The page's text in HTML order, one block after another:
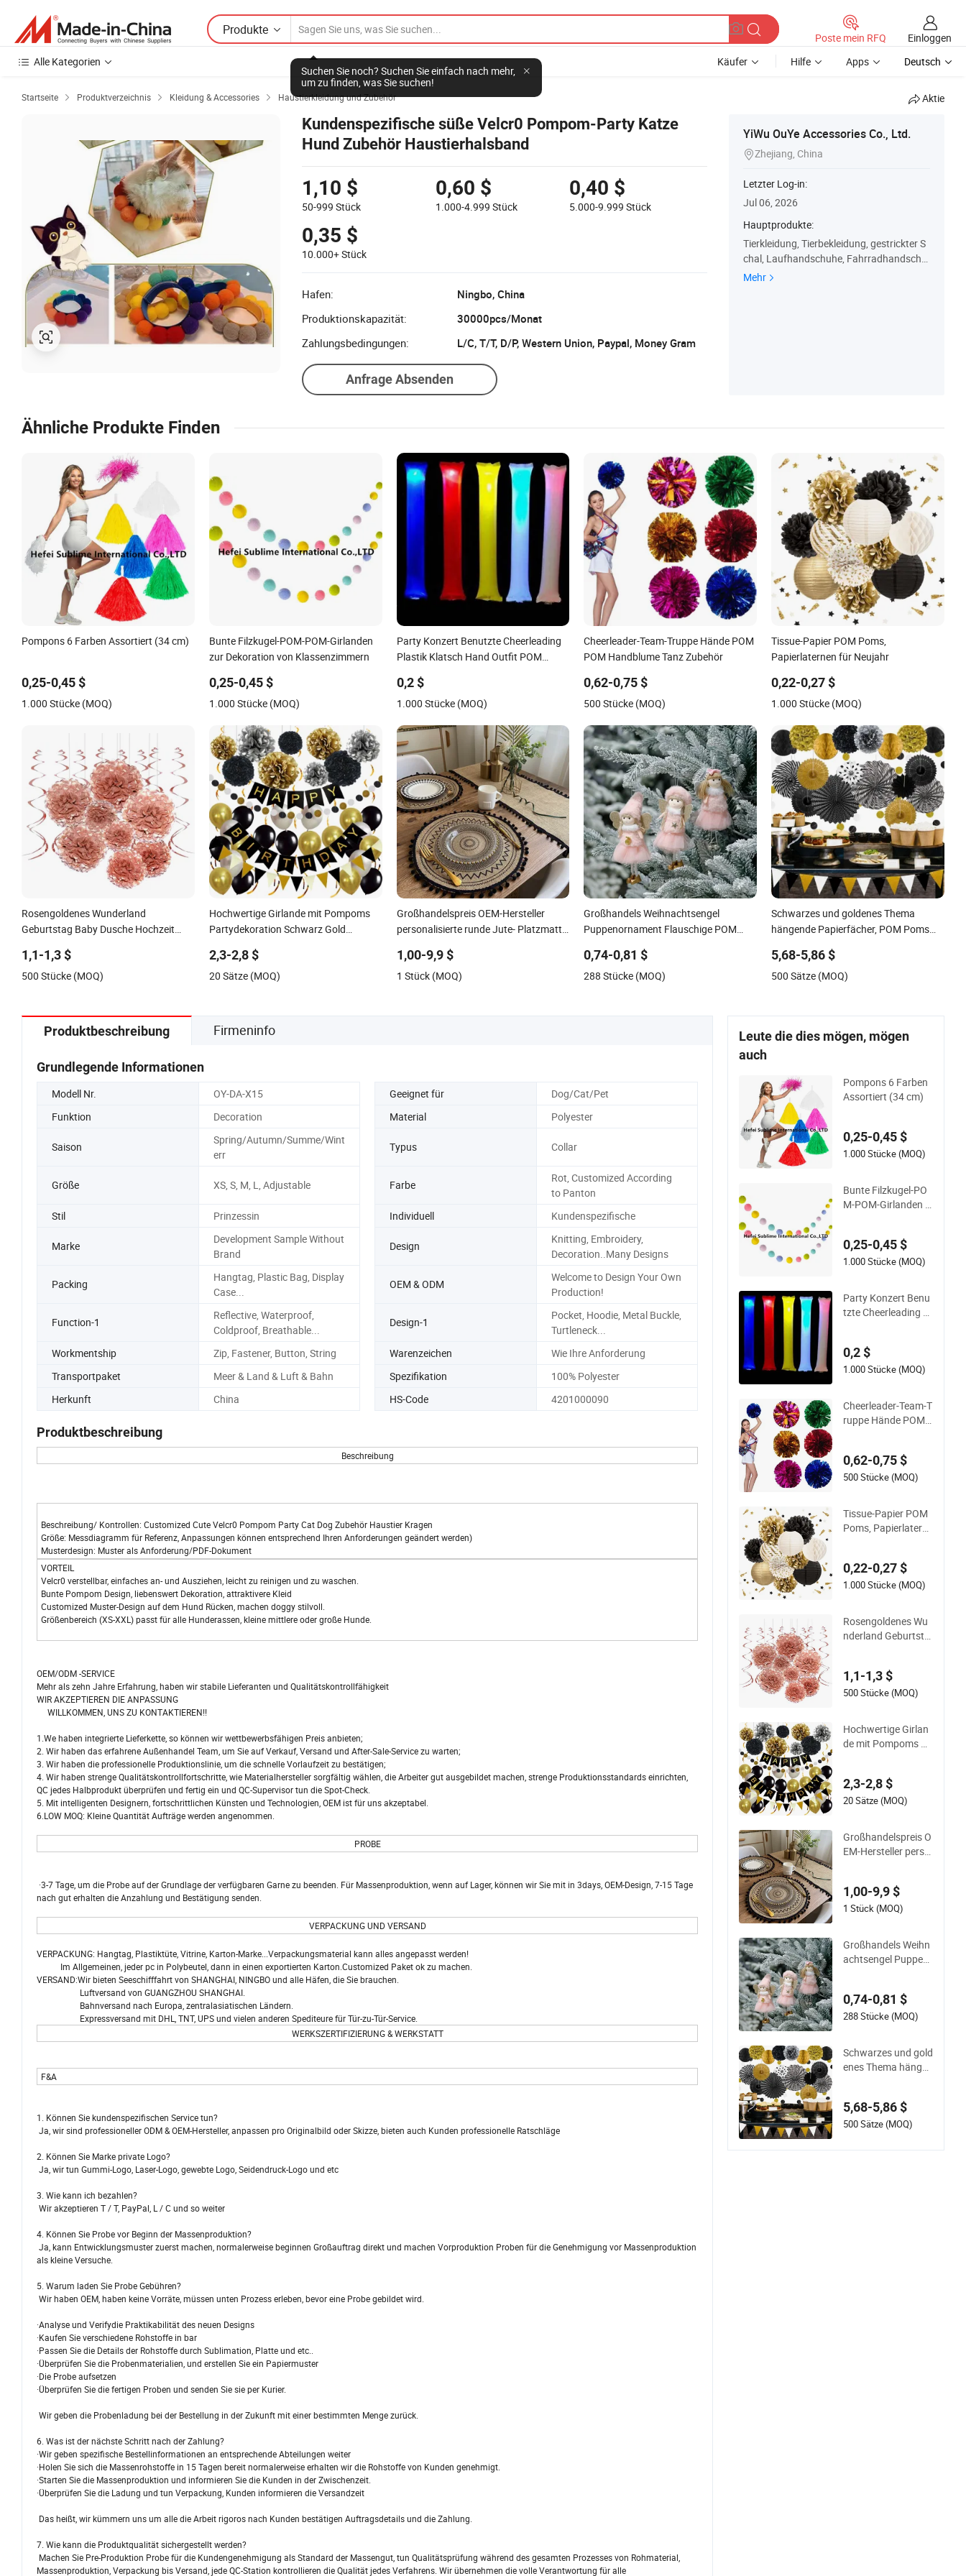
Produkte
Suchen Sie noch? Suchen Sie einfach nach mehr,
um zu finden, was Sie suchen!
Poste mein RFQ
Einloggen
Alle Kategorien
Käufer Hilfe Apps Deutsch
Startseite  Produktverzeichnis  Kleidung & Accessories  Haustierkleidung und Zubehör Aktie
Kundenspezifische süße Velcr0 Pompom-Party Katze
Hund Zubehör Haustierhalsband
1,10 $
50-999 Stück
0,60 $
1.000-4.999Stück
0,40 $
5.000-9.999Stück
0,35 $
10.000+Stück
Hafen:
Ningbo, China
Produktionskapazität:
30000pcs/Monat
Zahlungsbedingungen:
L/C, T/T, D/P, Western Union, Paypal, Money Gram
Anfrage Absenden
YiWu OuYe Accessories Co., Ltd.
Zhejiang, China
Letzter Log-in:
Jul 06, 2026
Hauptprodukte:
Tierkleidung, Tierbekleidung, gestrickter S
chal, Laufhandschuhe, Fahrradhandschu
he, Schal, Taschen, gestrickte Mütze, Kiss
Mehr
Ähnliche Produkte Finden
Pompons 6 Farben Assortiert (34 cm)
0,25-0,45 $
1.000 Stücke (MOQ)
Bunte Filzkugel-POM-POM-Girlanden
zur Dekoration von Klassenzimmern
0,25-0,45 $
1.000 Stücke (MOQ)
Party Konzert Benutzte Cheerleading
Plastik Klatsch Hand Outfit POM
0,2 $
1.000 Stücke (MOQ)
Cheerleader-Team-Truppe Hände POM
POM Handblume Tanz Zubehör
0,62-0,75 $
500 Stücke (MOQ)
Tissue-Papier POM Poms,
Papierlaternen für Neujahr
0,22-0,27 $
1.000 Stücke (MOQ)
Rosengoldenes Wunderland
Geburtstag Baby Dusche Hochzeit
Pompons
1,1-1,3 $
500 Stücke (MOQ)
Hochwertige Girlande mit Pompoms
Partydekoration Schwarz Gold
2,3-2,8 $
20 Sätze (MOQ)
Großhandelspreis OEM-Hersteller
personalisierte runde Jute- Platzmatte
Tischmatte umweltfreundlich
hitzebeständig Esszimmertisch Dekor
1,00-9,9 $
1 Stück (MOQ)
Großhandels Weihnachtsengel
Puppenornament Flauschige POM
0,74-0,81 $
288 Stücke (MOQ)
Schwarzes und goldenes Thema
hängende Papierfächer, POM Poms
Wimpel für Weihnachtsfeier
5,68-5,86 $
500 Sätze (MOQ)
Produktbeschreibung Firmeninfo
Grundlegende Informationen
Modell Nr. OY-DA-X15 Geeignet für
Dog/Cat/Pet
Funktion
Decoration Material Polyester
Saison
Spring/Autumn/Summe/Wint
err
Typus Collar
Größe XS, S, M, L, Adjustable Farbe
Rot, Customized According
to Panton
Stil
Prinzessin Individuell Kundenspezifische
Marke
Development Sample Without
Brand
Design
Knitting, Embroidery,
Decoration..Many Designs
Packing
Hangtag, Plastic Bag, Display
Case...
OEM & ODM
Welcome to Design Your Own
Production!
Function-1
Reflective, Waterproof,
Coldproof, Breathable...
Design-1
Pocket, Hoodie, Metal Buckle,
Turtleneck...
Workmentship
Zip, Fastener, Button, String Warenzeichen
Wie Ihre Anforderung
Transportpaket
Meer & Land & Luft & Bahn Spezifikation
100% Polyester
Herkunft
China HS-Code 4201000090
Produktbeschreibung
Beschreibung
Beschreibung/ Kontrollen: Customized Cute Velcr0 Pompom Party Cat Dog Zubehör Haustier Kragen
Größe: Messdiagramm für Referenz, Anpassungen können entsprechend Ihren Anforderungen geändert werden)
Musterdesign: Muster als Anforderung/PDF-Dokument
VORTEIL
Velcr0 verstellbar, einfaches an- und Ausziehen, leicht zu reinigen und zu waschen.
Bunte Pompom Design, liebenswert Dekoration, attraktivere Kleid
Customized Muster-Design auf dem Hund Rücken, machen doggy stilvoll.
Größenbereich (XS-XXL) passt für alle Hunderassen, kleine mittlere oder große Hunde.
OEM/ODM -SERVICE
Mehr als zehn Jahre Erfahrung, haben wir stabile Lieferanten und Qualitätskontrollfähigkeit
WIR AKZEPTIEREN DIE ANPASSUNG
WILLKOMMEN, UNS ZU KONTAKTIEREN!!
1.We haben integrierte Lieferkette, so können wir wettbewerbsfähigen Preis anbieten;
2. Wir haben das erfahrene Außenhandel Team, um Sie auf Verkauf, Versand und After-Sale-Service zu warten;
3. Wir haben die professionelle Produktionslinie, um die schnelle Vorlaufzeit zu bestätigen;
4. Wir haben strenge Qualitätskontrollfortschritte, wie Materialhersteller sorgfältig wählen, die Arbeiter gut ausgebildet machen, strenge Produktionsstandards einrichten,
QC jedes Halbprodukt überprüfen und fertig ein und QC-Supervisor tun die Spot-Check.
5. Mit intelligenten Designern, fortschrittlichen Künsten und Technologien, OEM ist für uns akzeptabel.
6.LOW MOQ: Kleine Quantität Aufträge werden angenommen.
PROBE
·3-7 Tage, um die Probe auf der Grundlage der verfügbaren Garne zu beenden. Für Massenproduktion, wenn auf Lager, können wir Sie mit in 3days, OEM-Design, 7-15 Tage
nach gut erhalten die Anzahlung und Bestätigung senden.
VERPACKUNG UND VERSAND
VERPACKUNG: Hangtag, Plastiktüte, Vitrine, Karton-Marke...Verpackungsmaterial kann alles angepasst werden!
Im Allgemeinen, jeder pc in Polybeutel, dann in einen exportierten Karton.Customized Paket ok zu machen.
VERSAND:Wir bieten Seeschifffahrt von SHANGHAI, NINGBO und alle Häfen, die Sie brauchen.
Luftversand von GUANGZHOU SHANGHAI.
Bahnversand nach Europa, zentralasiatischen Ländern.
Expressversand mit DHL, TNT, UPS und vielen anderen Spediteure für Tür-zu-Tür-Service.
WERKSZERTIFIZIERUNG & WERKSTATT
F&A
1. Können Sie kundenspezifischen Service tun?
Ja, wir sind professioneller ODM & OEM-Hersteller, anpassen pro Originalbild oder Skizze, bieten auch Kunden professionelle Ratschläge
2. Können Sie Marke private Logo?
Ja, wir tun Gummi-Logo, Laser-Logo, gewebte Logo, Seidendruck-Logo und etc
3. Wie kann ich bezahlen?
Wir akzeptieren T / T, PayPal, L / C und so weiter
4. Können Sie Probe vor Beginn der Massenproduktion?
Ja, kann Entwicklungsmuster zuerst machen, normalerweise beginnen Großauftrag direkt und machen Vorproduktion Proben für die Genehmigung vor Massenproduktion
als kleine Versuche.
5. Warum laden Sie Probe Gebühren?
Wir haben OEM, haben keine Vorräte, müssen unten Prozess erleben, bevor eine Probe gebildet wird.
·Analyse und Verifydie Praktikabilität des neuen Designs
·Kaufen Sie verschiedene Rohstoffe in bar
·Passen Sie die Details der Rohstoffe durch Sublimation, Platte und etc..
·Überprüfen Sie die Probenmaterialien, und erstellen Sie ein Papiermuster
·Die Probe aufsetzen
·Überprüfen Sie die fertigen Proben und senden Sie sie per Kurier.
Wir geben die Probenladung bei der Bestellung in der Zukunft mit einer bestimmten Menge zurück.
6. Was ist der nächste Schritt nach der Zahlung?
·Wir geben spezifische Bestellinformationen an entsprechende Abteilungen weiter
·Holen Sie sich die Massenrohstoffe in 15 Tagen bereit normalerweise erhalten wir die Rohstoffe von Kunden genehmigt.
·Starten Sie die Massenproduktion und informieren Sie die Kunden in der Zwischenzeit.
·Überprüfen Sie die Ladung und tun Verpackung, Kunden informieren die Versandzeit
Das heißt, wir kümmern uns um alle die Arbeit rigoros nach Kunden bestätigen Auftragsdetails und die Zahlung.
7. Wie kann die Produktqualität sichergestellt werden?
Machen Sie Pre-Produktion Probe für die Kundengenehmigung als Standard der Massengut, tun Qualitätsprüfung während des gesamten Prozesses von Rohmaterial,
Massenproduktion, Verpackung bis Versand, jede QC-Station kontrollieren die Qualität jedes Verfahrens. Wir übernehmen die volle Verantwortung für alle
Leute die dies mögen, mögen
auch
Pompons 6 Farben
Assortiert (34 cm)
0,25-0,45 $
1.000 Stücke (MOQ)
Bunte Filzkugel-PO
M-POM-Girlanden z
0,25-0,45 $
1.000 Stücke (MOQ)
Party Konzert Benu
tzte Cheerleading Pl
heer Stick
0,2 $
1.000 Stücke (MOQ)
Cheerleader-Team-T
ruppe Hände POM
0,62-0,75 $
500 Stücke (MOQ)
Tissue-Papier POM
Poms, Papierlaterne
0,22-0,27 $
1.000 Stücke (MOQ)
Rosengoldenes Wu
nderland Geburtsta
ekorationen Papier
Pompons
1,1-1,3 $
500 Stücke (MOQ)
Hochwertige Girlan
de mit Pompoms Pa
gsballon Set
2,3-2,8 $
20 Sätze (MOQ)
Großhandelspreis O
EM-Hersteller perso
uaste POM POM Bo
ho gewebte Tischm
sszimmertisch Deko
r
1,00-9,9 $
1 Stück (MOQ)
Großhandels Weihn
achtsengel Puppen
sin Hängende Pupp
e
0,74-0,81 $
288 Stücke (MOQ)
Schwarzes und gold
enes Thema hängen
landen mit Punkten
und Wimpel für Wei
5,68-5,86 $
500 Sätze (MOQ)